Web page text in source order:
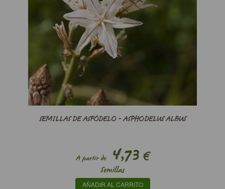
SEMILLAS DE ASFÓDELO - ASPHODELUS ALBUS
A partir de4,73€
Semillas
AÑADIR AL CARRITO